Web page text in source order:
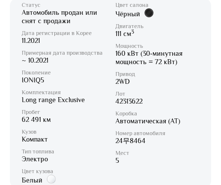
Статус
Автомобиль продан или
снят с продажи
Дата регистрации в Корее
11.2021
Примерная дата производства
~ 10.2021
Поколение
IONIQ5
Комплектация
Long range Exclusive
Пробег
62 491 км
Кузов
Компакт
Тип топлива
Электро
Цвет кузова
Белый
Цвет салона
Чёрный
Двигатель
111 см3
Мощность
160 кВт (30-минутная
мощность = 72 кВт)
Привод
2WD
Лот
42313622
Коробка
Автоматическая (AT)
Номер автомобиля
24무8464
Мест
5